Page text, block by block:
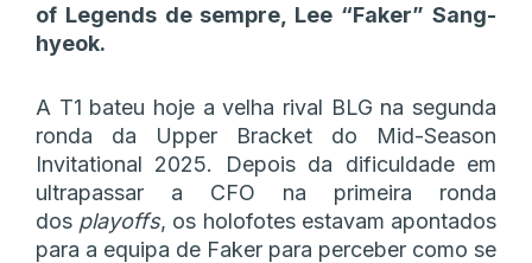
of Legends de sempre, Lee “Faker” Sang-
hyeok.
A T1 bateu hoje a velha rival BLG na segunda
ronda da Upper Bracket do Mid-Season
Invitational 2025. Depois da dificuldade em
ultrapassar a CFO na primeira ronda
dos playoffs, os holofotes estavam apontados
para a equipa de Faker para perceber como se